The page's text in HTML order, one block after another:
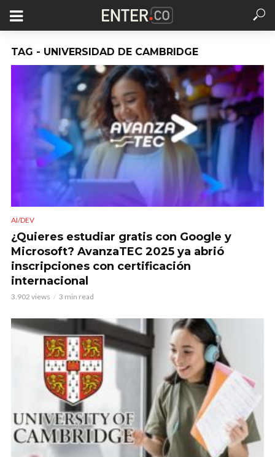
TAG - UNIVERSIDAD DE CAMBRIDGE
AI/DEV
¿Quieres estudiar gratis con Google y
Microsoft? AvanzaTEC 2025 ya abrió
inscripciones con certificación
internacional
3.902 views 3 min read